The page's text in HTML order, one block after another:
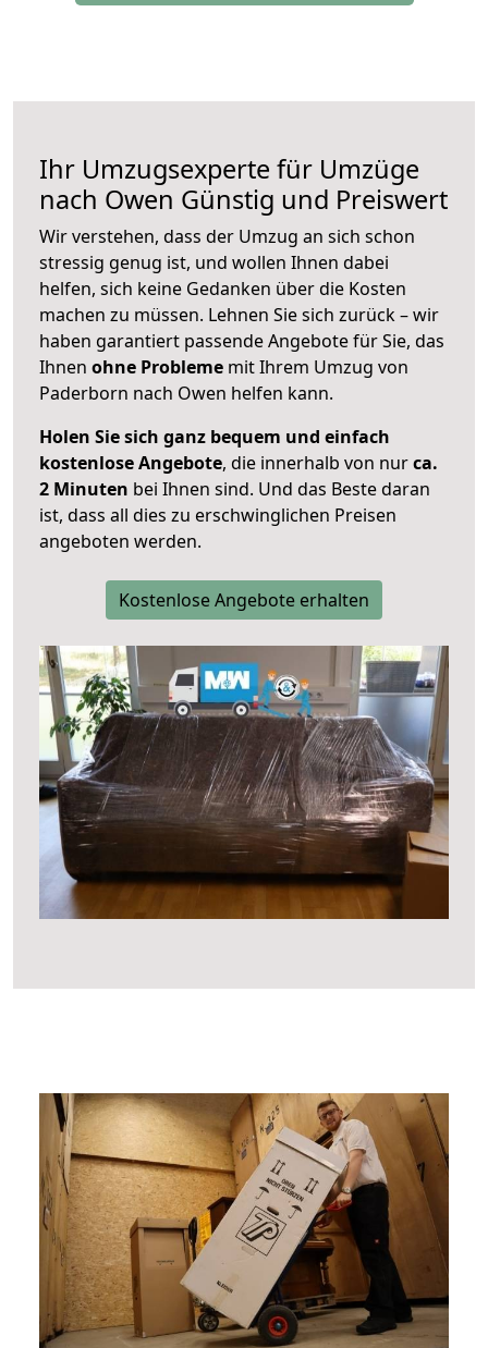
Ihr Umzugsexperte für Umzüge
nach Owen Günstig und Preiswert
Wir verstehen, dass der Umzug an sich schon
stressig genug ist, und wollen Ihnen dabei
helfen, sich keine Gedanken über die Kosten
machen zu müssen. Lehnen Sie sich zurück – wir
haben garantiert passende Angebote für Sie, das
Ihnen ohne Probleme mit Ihrem Umzug von
Paderborn nach Owen helfen kann.
Holen Sie sich ganz bequem und einfach
kostenlose Angebote, die innerhalb von nurca.
2 Minuten bei Ihnen sind. Und das Beste daran
ist, dass all dies zu erschwinglichen Preisen
angeboten werden.
Kostenlose Angebote erhalten